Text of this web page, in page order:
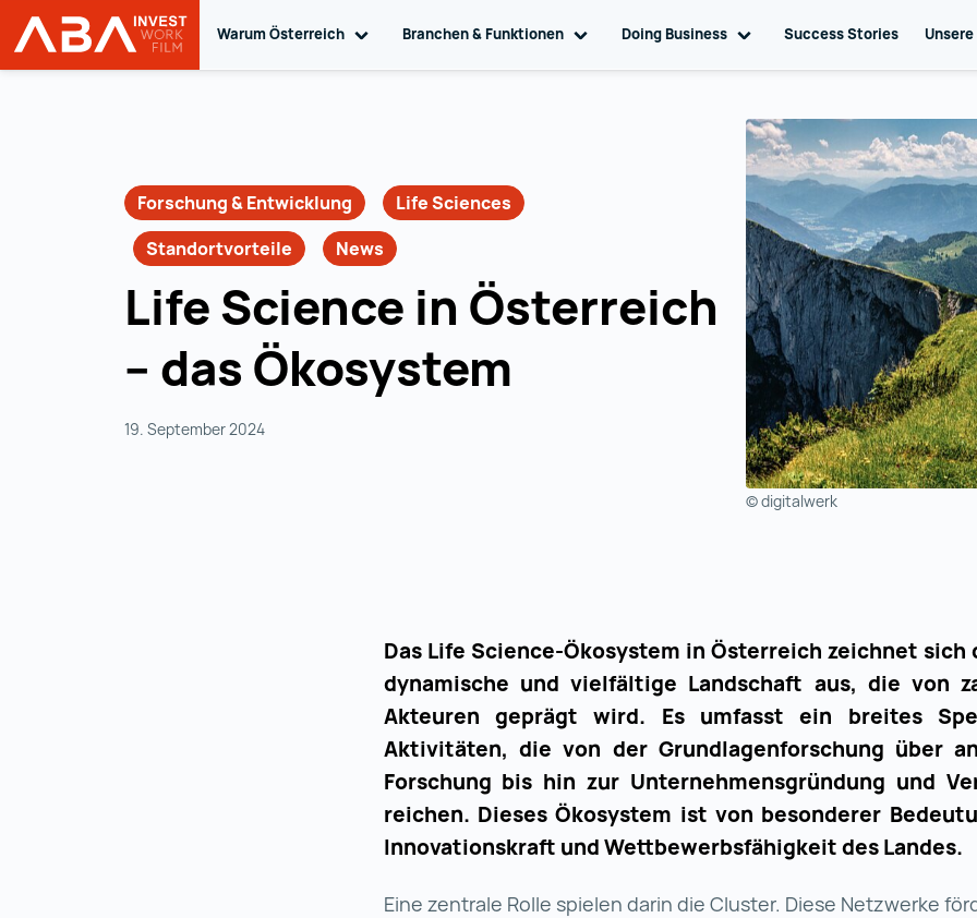
Startseite | INVEST in AUSTRIA
Warum Österreich Toggle sub navigation
Branchen & Funktionen Toggle sub navigation
Doing Business Toggle sub navigation
Success Stories
© digitalwerk
Forschung & Entwicklung
Life Sciences
Standortvorteile
News
Life Science in Österreich
– das Ökosystem
19. September 2024
Das Life Science-Ökosystem in Österreich zeichnet sich
dynamische und vielfältige Landschaft aus, die von
Akteuren geprägt wird. Es umfasst ein breites
Aktivitäten, die von der Grundlagenforschung über
Forschung bis hin zur Unternehmensgründung und
reichen. Dieses Ökosystem ist von besonderer
Innovationskraft und Wettbewerbsfähigkeit des Landes.
Eine zentrale Rolle spielen darin die Cluster. Diese Netzwerke